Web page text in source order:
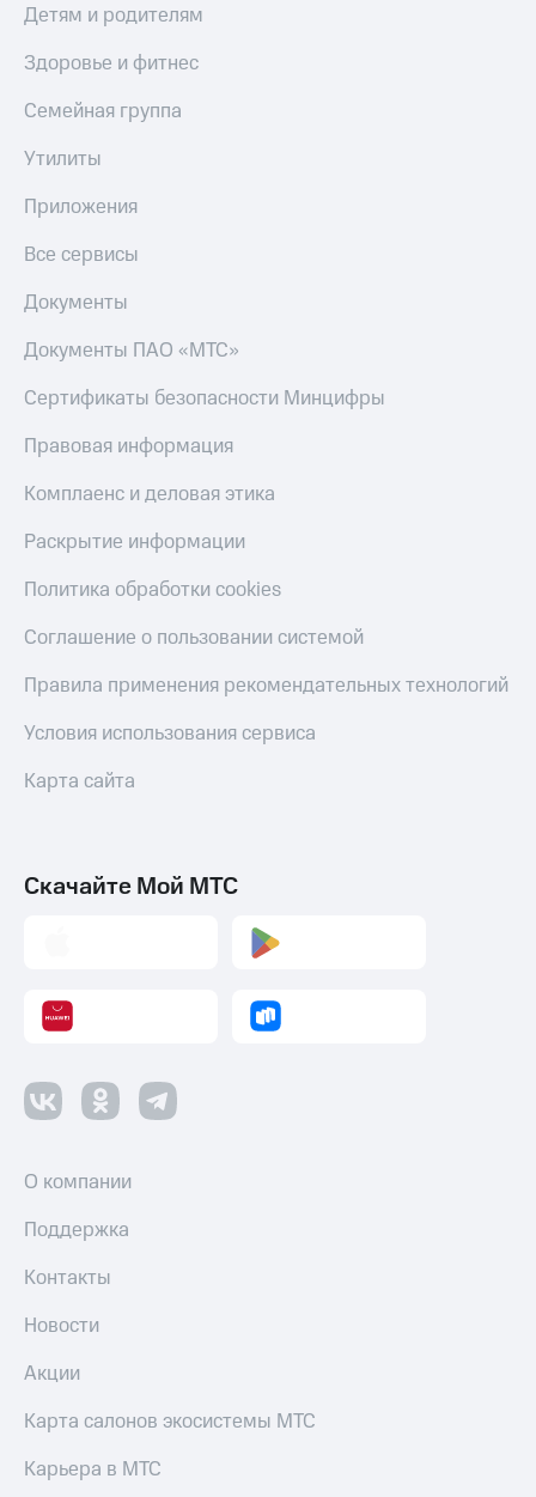
Детям и родителям
Здоровье и фитнес
Семейная группа
Утилиты
Приложения
Все сервисы
Документы
Документы ПАО «МТС»
Сертификаты безопасности Минцифры
Правовая информация
Комплаенс и деловая этика
Раскрытие информации
Политика обработки cookies
Соглашение о пользовании системой
Правила применения рекомендательных технологий
Условия использования сервиса
Карта сайта
Скачайте Мой МТС
О компании
Поддержка
Контакты
Новости
Акции
Карта салонов экосистемы МТС
Карьера в МТС